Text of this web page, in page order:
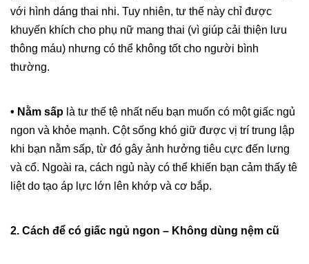
với hình dáng thai nhi. Tuy nhiên, tư thế này chỉ được
khuyến khích cho phụ nữ mang thai (vì giúp cải thiện lưu
thông máu) nhưng có thể không tốt cho người bình
thường.
• Nằm sấp là tư thế tệ nhất nếu bạn muốn có một giấc ngủ
ngon và khỏe mạnh. Cột sống khó giữ được vị trí trung lập
khi bạn nằm sấp, từ đó gây ảnh hưởng tiêu cực đến lưng
và cổ. Ngoài ra, cách ngủ này có thể khiến bạn cảm thấy tê
liệt do tạo áp lực lớn lên khớp và cơ bắp.
2. Cách để có giấc ngủ ngon – Không dùng nệm cũ